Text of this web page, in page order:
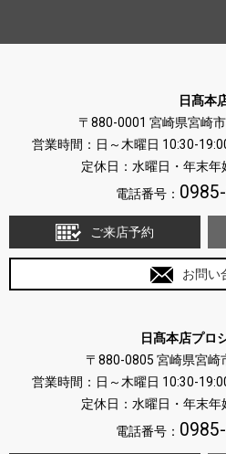
日髙本
〒880-0001 宮崎県宮崎
営業時間：日～木曜日 10:30-
定休日：水曜日・年末年
電話番号：
ご来店予約
お問い
日髙本店プロ
〒880-0805 宮崎県宮崎
営業時間：日～木曜日 10:30-
定休日：水曜日・年末年
電話番号：